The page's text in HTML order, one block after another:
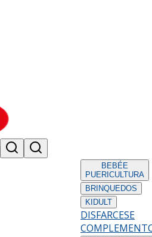
BEBÉE
PUERICULTURA
BRINQUEDOS
KIDULT
DISFARCESE